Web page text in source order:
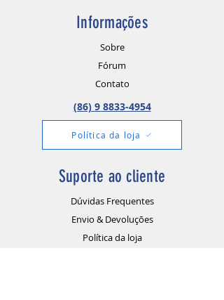
Informações
Sobre
Fórum
Contato
(86) 9 8833-4954
Política da loja
Suporte ao cliente
Dúvidas Frequentes
Envio & Devoluções
Política da loja